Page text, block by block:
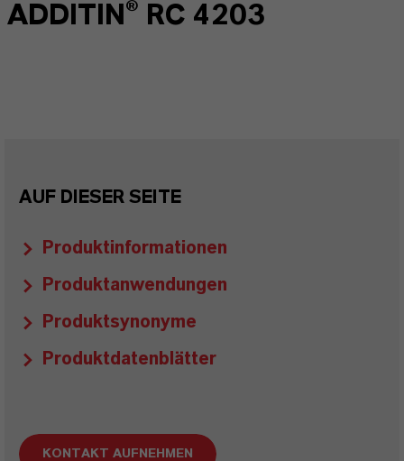
ADDITIN® RC 4203
AUF DIESER SEITE
Produktinformationen
Produktanwendungen
Produktsynonyme
Produktdatenblätter
KONTAKT AUFNEHMEN